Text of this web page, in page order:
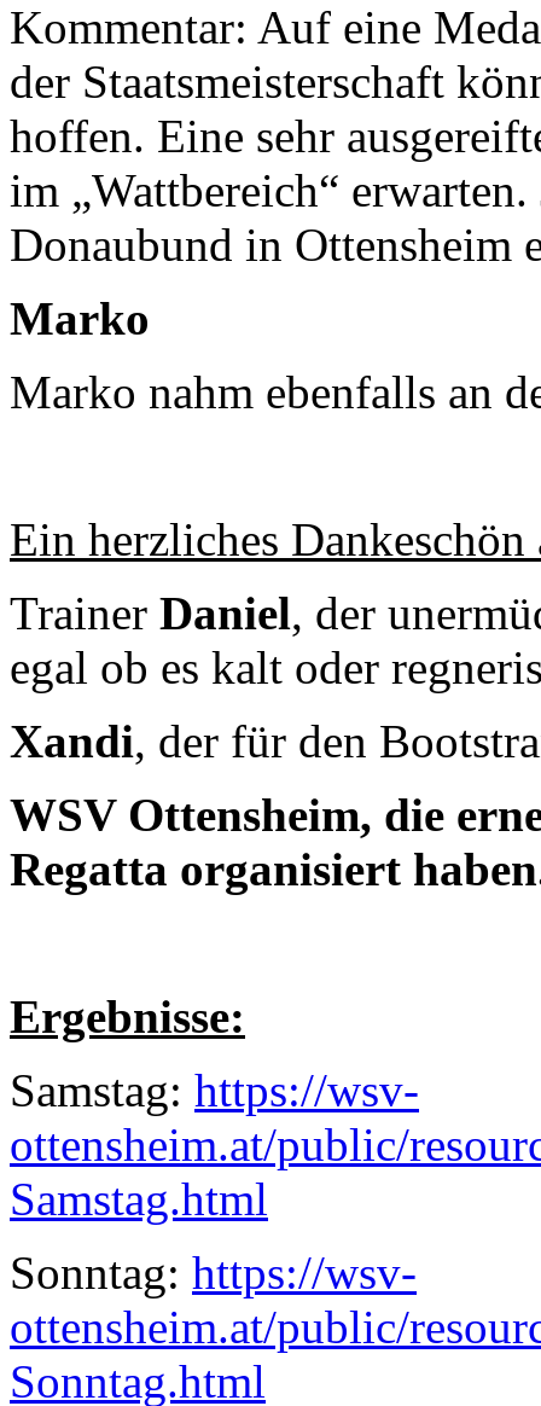
Kommentar: Auf eine
der Staatsmeisterschaft
hoffen. Eine sehr
im „Wattbereich“
Donaubund in Ottensheim
Marko
Marko nahm ebenfalls an
Ein herzliches Dankeschön
Trainer Daniel, der
egal ob es kalt oder
Xandi, der für den
WSV Ottensheim, die
Regatta organisiert
Ergebnisse:
Samstag: https://wsv-
ottensheim.at/public/
Samstag.html
Sonntag: https://wsv-
ottensheim.at/public/
Sonntag.html